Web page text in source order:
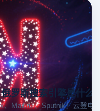
罗斯搜索引擎是什么
Mail.ru 、Sputnik！云登电